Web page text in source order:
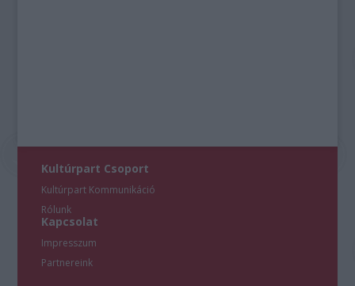
Kultúrpart Csoport
Kultúrpart Kommunikáció
Rólunk
Kapcsolat
Impresszum
Partnereink